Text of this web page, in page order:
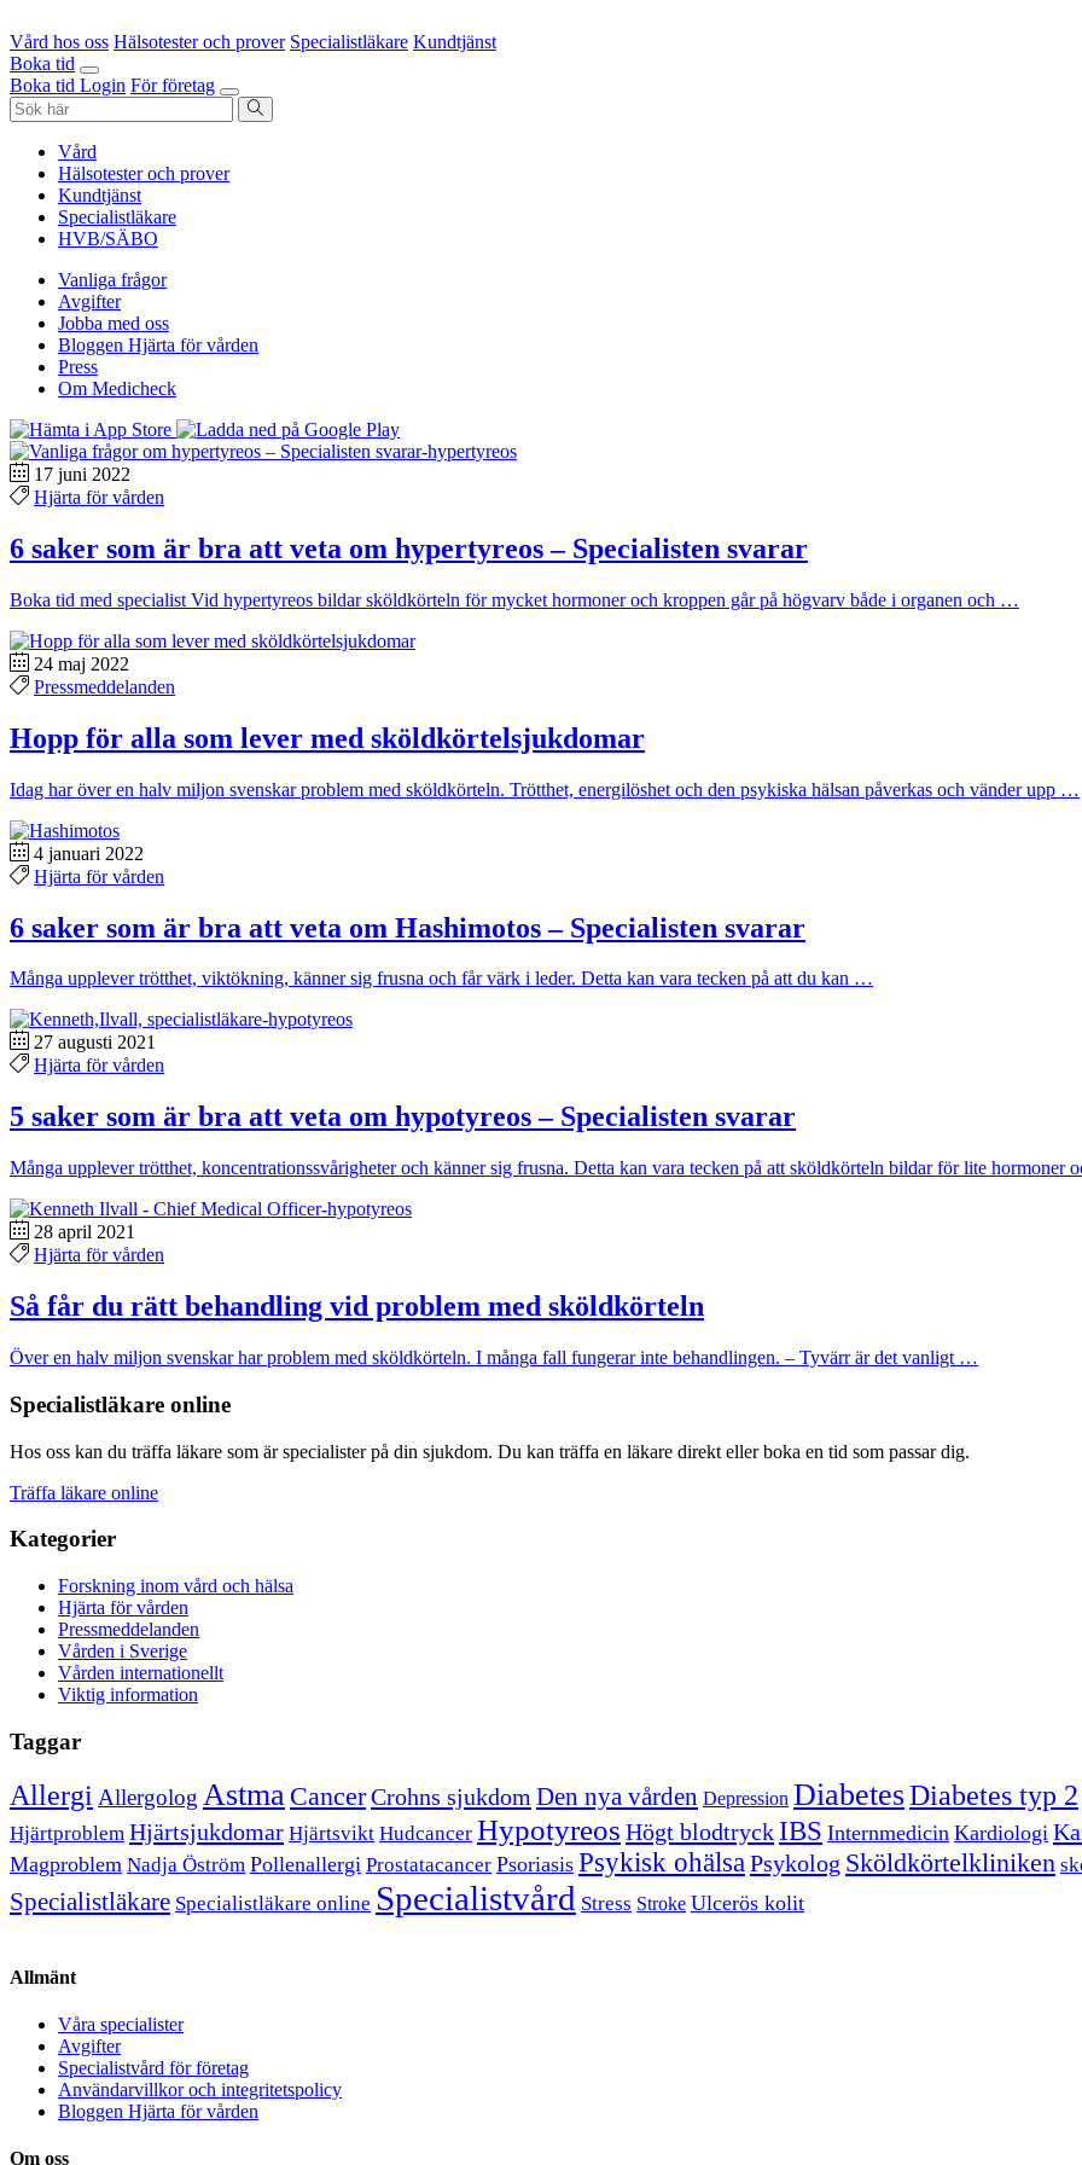
Vård hos oss Hälsotester och prover Specialistläkare Kundtjänst
Boka tid
Boka tid Login För företag
Vård
Hälsotester och prover
Kundtjänst
Specialistläkare
HVB/SÄBO
Vanliga frågor
Avgifter
Jobba med oss
Bloggen Hjärta för vården
Press
Om Medicheck
17 juni 2022
Hjärta för vården
6 saker som är bra att veta om hypertyreos – Specialisten svarar
Boka tid med specialist Vid hypertyreos bildar sköldkörteln för mycket hormoner och kroppen går på högvarv både i organen och …
24 maj 2022
Pressmeddelanden
Hopp för alla som lever med sköldkörtelsjukdomar
Idag har över en halv miljon svenskar problem med sköldkörteln. Trötthet, energilöshet och den psykiska hälsan påverkas och vänder upp …
4 januari 2022
Hjärta för vården
6 saker som är bra att veta om Hashimotos – Specialisten svarar
Många upplever trötthet, viktökning, känner sig frusna och får värk i leder. Detta kan vara tecken på att du kan …
27 augusti 2021
Hjärta för vården
5 saker som är bra att veta om hypotyreos – Specialisten svarar
Många upplever trötthet, koncentrationssvårigheter och känner sig frusna. Detta kan vara tecken på att sköldkörteln bildar för lite hormoner
28 april 2021
Hjärta för vården
Så får du rätt behandling vid problem med sköldkörteln
Över en halv miljon svenskar har problem med sköldkörteln. I många fall fungerar inte behandlingen. – Tyvärr är det vanligt …
Specialistläkare online
Hos oss kan du träffa läkare som är specialister på din sjukdom. Du kan träffa en läkare direkt eller boka en tid som passar dig.
Träffa läkare online
Kategorier
Forskning inom vård och hälsa
Hjärta för vården
Pressmeddelanden
Vården i Sverige
Vården internationellt
Viktig information
Taggar
AllergiAllergolog Astma CancerCrohns sjukdom Den nya vården Depression DiabetesDiabetes typ 2
Hjärtproblem Hjärtsjukdomar Hjärtsvikt Hudcancer Hypotyreos Högt blodtryckIBS Internmedicin Kardiologi
Magproblem Nadja Öström Pollenallergi Prostatacancer Psoriasis Psykisk ohälsaPsykolog Sköldkörtelkliniken
Specialistläkare Specialistläkare online Specialistvård Stress Stroke Ulcerös kolit
Allmänt
Våra specialister
Avgifter
Specialistvård för företag
Användarvillkor och integritetspolicy
Bloggen Hjärta för vården
Om oss